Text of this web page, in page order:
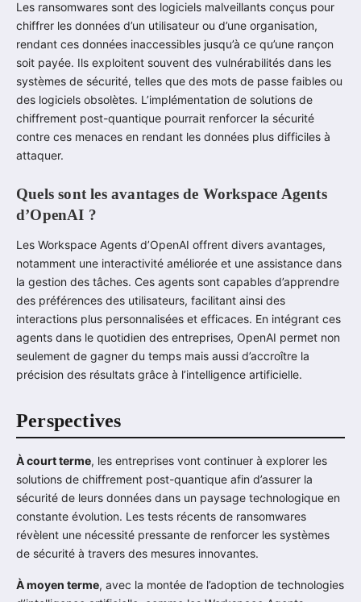
Les ransomwares sont des logiciels malveillants conçus pour
chiffrer les données d’un utilisateur ou d’une organisation,
rendant ces données inaccessibles jusqu’à ce qu’une rançon
soit payée. Ils exploitent souvent des vulnérabilités dans les
systèmes de sécurité, telles que des mots de passe faibles ou
des logiciels obsolètes. L’implémentation de solutions de
chiffrement post-quantique pourrait renforcer la sécurité
contre ces menaces en rendant les données plus difficiles à
attaquer.
Quels sont les avantages de Workspace Agents
d’OpenAI ?
Les Workspace Agents d’OpenAI offrent divers avantages,
notamment une interactivité améliorée et une assistance dans
la gestion des tâches. Ces agents sont capables d’apprendre
des préférences des utilisateurs, facilitant ainsi des
interactions plus personnalisées et efficaces. En intégrant ces
agents dans le quotidien des entreprises, OpenAI permet non
seulement de gagner du temps mais aussi d’accroître la
précision des résultats grâce à l’intelligence artificielle.
Perspectives
À court terme, les entreprises vont continuer à explorer les
solutions de chiffrement post-quantique afin d’assurer la
sécurité de leurs données dans un paysage technologique en
constante évolution. Les tests récents de ransomwares
révèlent une nécessité pressante de renforcer les systèmes
de sécurité à travers des mesures innovantes.
À moyen terme, avec la montée de l’adoption de technologies